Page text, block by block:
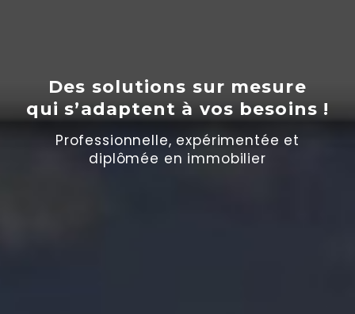
Des solutions sur mesure
qui s’adaptent à vos besoins !
Professionnelle, expérimentée et
diplômée en immobilier